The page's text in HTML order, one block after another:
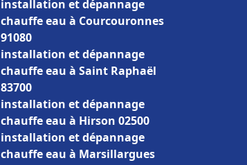
installation et dépannage
chauffe eau à Courcouronnes
91080
installation et dépannage
chauffe eau à Saint Raphaël
83700
installation et dépannage
chauffe eau à Hirson 02500
installation et dépannage
chauffe eau à Marsillargues